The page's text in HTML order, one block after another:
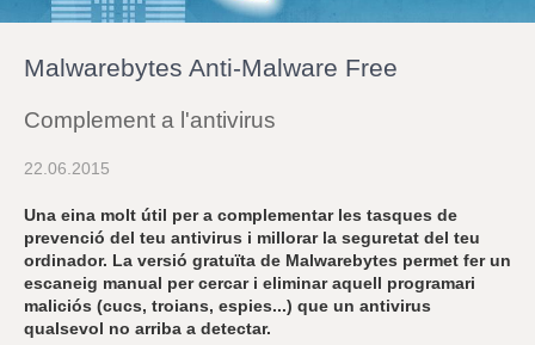
a
Malwarebytes Anti-Malware Free
Complement a l'antivirus
22.06.2015
Una eina molt útil per a complementar les tasques de
prevenció del teu antivirus i millorar la seguretat del teu
ordinador. La versió gratuïta de Malwarebytes permet fer un
escaneig manual per cercar i eliminar aquell programari
maliciós (cucs, troians, espies...) que un antivirus
qualsevol no arriba a detectar.